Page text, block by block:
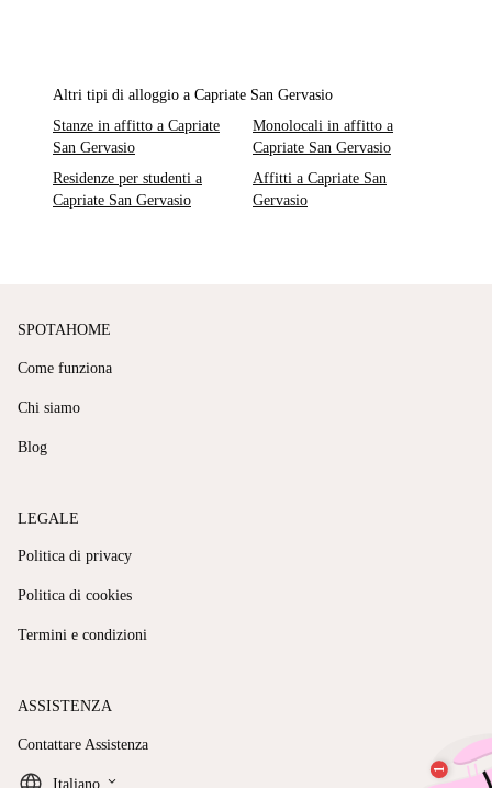
Altri tipi di alloggio a Capriate San Gervasio
Stanze in affitto a Capriate
San Gervasio
Monolocali in affitto a
Capriate San Gervasio
Residenze per studenti a
Capriate San Gervasio
Affitti a Capriate San
Gervasio
SPOTAHOME
Come funziona
Chi siamo
Blog
LEGALE
Politica di privacy
Politica di cookies
Termini e condizioni
ASSISTENZA
Contattare Assistenza
Italiano keyboard_arrow_down